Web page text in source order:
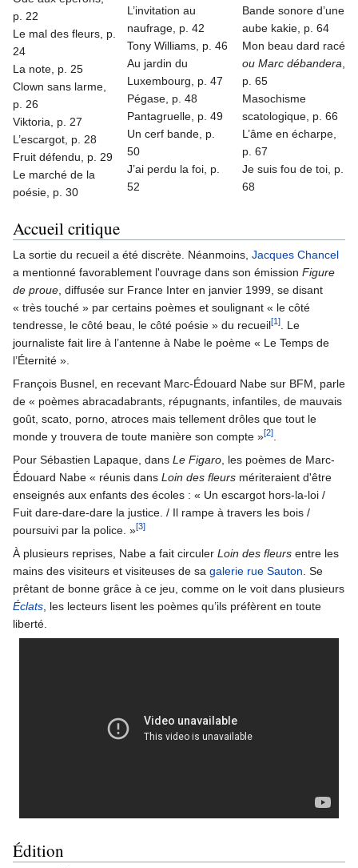
p. 22
Le mal des fleurs, p.
24
La note, p. 25
Clown sans larme,
p. 26
Viktoria, p. 27
L’escargot, p. 28
Fruit défendu, p. 29
Le marché de la
poésie, p. 30
L’invitation au
naufrage, p. 42
Tony Williams, p. 46
Au jardin du
Luxembourg, p. 47
Pégase, p. 48
Pantagruelle, p. 49
Un cerf bande, p.
50
J’ai perdu la foi, p.
52
Bande sonore d’une
aube kakie, p. 64
Mon beau dard racé
ou Marc débandera
p. 65
Masochisme
scatologique, p. 66
L’âme en écharpe,
p. 67
Je suis fou de toi, p.
68
Accueil critique
La sortie du recueil a été discrète. Néanmoins, Jacques Chancel
a mentionné favorablement l'ouvrage dans son émission Figure
de proue , diffusée sur France Inter en janvier 1999, se disant
« très touché » par certains poèmes et soulignant « le côté
tendresse, le côté beau, le côté poésie » du recueil[1]
. Le
journaliste fait lire à l’antenne à Nabe le poème « Le Temps de
l’Éternité ».
François Busnel, en recevant Marc-Édouard Nabe sur BFM, parle
de « poèmes abracadabrants, répugnants, infantiles, de mauvais
goût, scato, porno, atroces mais tellement drôles que tout le
monde y trouvera de toute manière son compte »[2]
Pour Sébastien Lapaque, dans Le Figaro , les poèmes de Marc-
Édouard Nabe « réunis dans Loin des fleurs mériteraient d'être
enseignés aux enfants des écoles : « Un escargot hors-la-loi /
Fuit dare-dare-dare la justice. / Il rampe à travers les bois /
poursuivi par la police. »[3]
À plusieurs reprises, Nabe a fait circuler Loin des fleurs entre les
mains des visiteurs et visiteuses de sa galerie rue Sauton . Se
prêtant de bonne grâce à ce jeu, comme on le voit dans plusieurs
Éclats , les lecteurs lisent les poèmes qu’ils préfèrent en toute
liberté.
Édition